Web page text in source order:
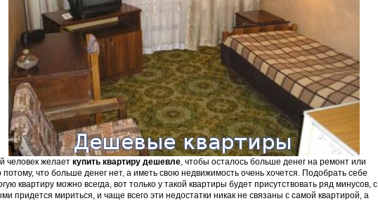
человек желаеткупить квартиру дешевле, чтобы осталось больше денег на ремонт или
потому, что больше денег нет, а иметь свою недвижимость очень хочется. Подобрать себе
квартиру можно всегда, вот только у такой квартиры будет присутствовать ряд минусов, с
придется мириться, и чаще всего эти недостатки никак не связаны с самой квартирой, а